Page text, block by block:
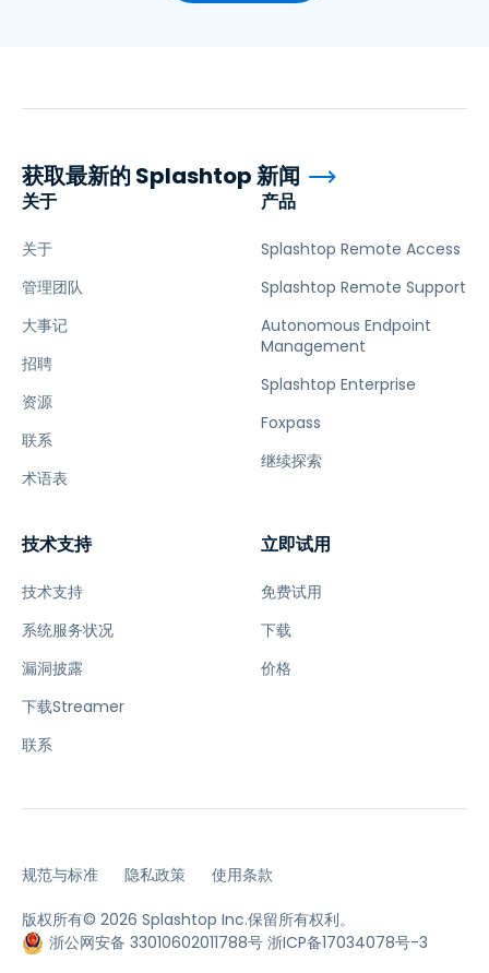
关于
关于
管理团队
大事记
招聘
资源
联系
术语表
产品
Splashtop Remote Access
Splashtop Remote Support
Autonomous Endpoint
Management
Splashtop Enterprise
Foxpass
继续探索
技术支持
技术支持
系统服务状况
漏洞披露
下载Streamer
联系
立即试用
免费试用
下载
价格
获取最新的 Splashtop 新闻
规范与标准 隐私政策 使用条款
版权所有© 2026 Splashtop Inc.保留所有权利。
浙公网安备 33010602011788号 浙ICP备17034078号-3